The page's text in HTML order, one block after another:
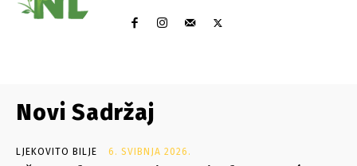
Novi Sadržaj
LJEKOVITO BILJE 6. SVIBNJA 2026.